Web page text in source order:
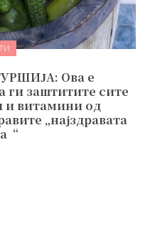
Ова е
ги заштитите сите
и витамини од
„најздравата